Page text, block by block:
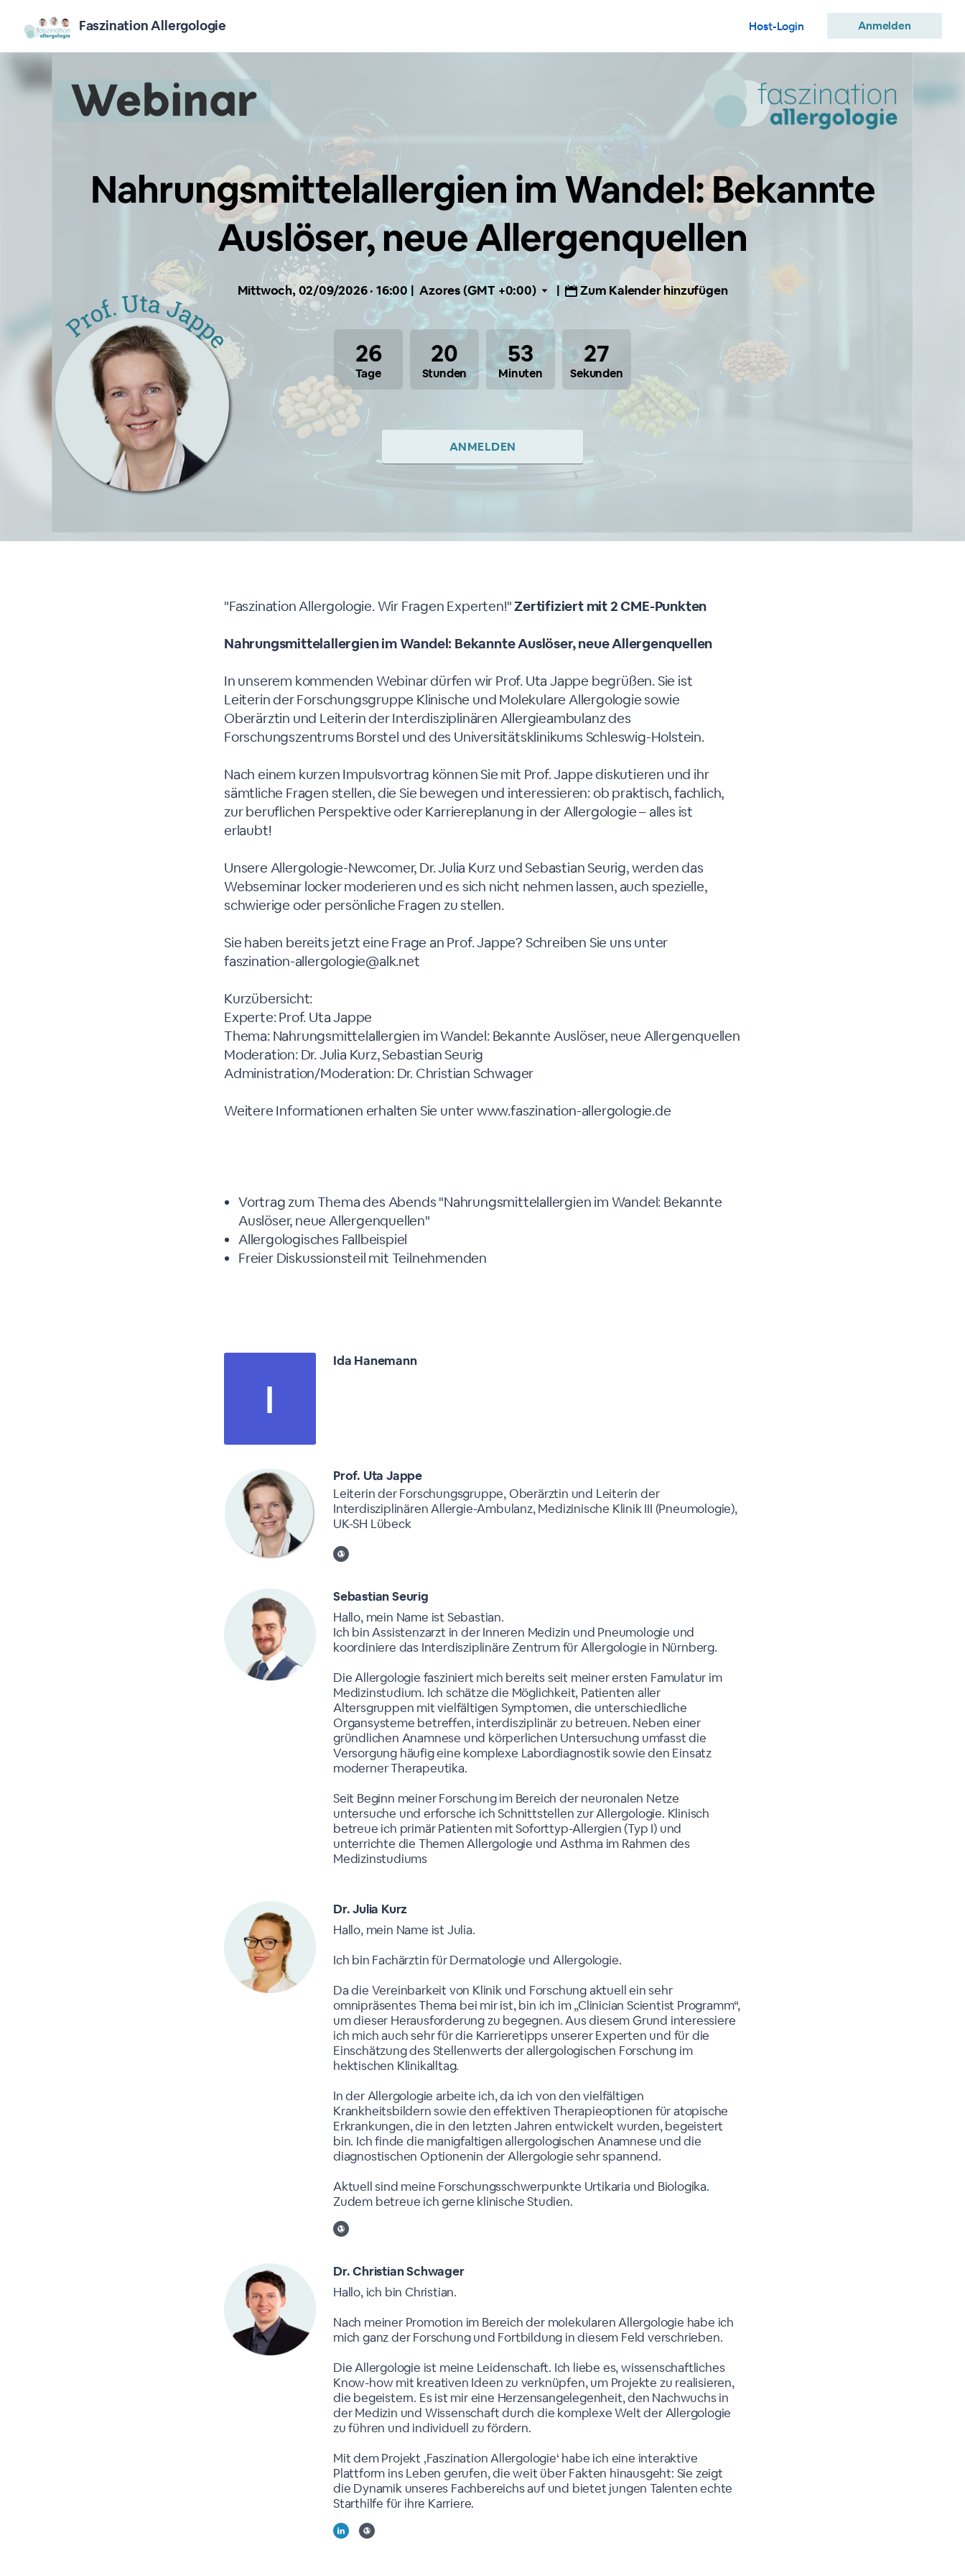
Faszination Allergologie Host-Login Anmelden
Nahrungsmittelallergien im Wandel: Bekannte
Auslöser, neue Allergenquellen
Mittwoch, 02/09/2026 · 16:00|Azores (GMT +0:00) | Zum Kalender hinzufügen
26
Tage
20
Stunden
53
Minuten
26
Sekunden
ANMELDEN
"Faszination Allergologie. Wir Fragen Experten!"Zertifiziert mit 2 CME-Punkten
Nahrungsmittelallergien im Wandel: Bekannte Auslöser, neue Allergenquellen
In unserem kommenden Webinar dürfen wir Prof. Uta Jappe begrüßen. Sie ist
Leiterin der Forschungsgruppe Klinische und Molekulare Allergologie sowie
Oberärztin und Leiterin der Interdisziplinären Allergieambulanz des
Forschungszentrums Borstel und des Universitätsklinikums Schleswig-Holstein.
Nach einem kurzen Impulsvortrag können Sie mit Prof. Jappe diskutieren und ihr
sämtliche Fragen stellen, die Sie bewegen und interessieren: ob praktisch, fachlich,
zur beruflichen Perspektive oder Karriereplanung in der Allergologie – alles ist
erlaubt!
Unsere Allergologie-Newcomer, Dr. Julia Kurz und Sebastian Seurig, werden das
Webseminar locker moderieren und es sich nicht nehmen lassen, auch spezielle,
schwierige oder persönliche Fragen zu stellen.
Sie haben bereits jetzt eine Frage an Prof. Jappe? Schreiben Sie uns unter
faszination-allergologie@alk.net
Kurzübersicht:
Experte: Prof. Uta Jappe
Thema: Nahrungsmittelallergien im Wandel: Bekannte Auslöser, neue Allergenquellen
Moderation: Dr. Julia Kurz, Sebastian Seurig
Administration/Moderation: Dr. Christian Schwager
Weitere Informationen erhalten Sie unter www.faszination-allergologie.de
Vortrag zum Thema des Abends "Nahrungsmittelallergien im Wandel: Bekannte
Auslöser, neue Allergenquellen"
Allergologisches Fallbeispiel
Freier Diskussionsteil mit Teilnehmenden
Ida Hanemann
Prof. Uta Jappe
Leiterin der Forschungsgruppe, Oberärztin und Leiterin der
Interdisziplinären Allergie-Ambulanz, Medizinische Klinik III (Pneumologie),
UK-SH Lübeck
Sebastian Seurig
Hallo, mein Name ist Sebastian.
Ich bin Assistenzarzt in der Inneren Medizin und Pneumologie und
koordiniere das Interdisziplinäre Zentrum für Allergologie in Nürnberg.
Die Allergologie fasziniert mich bereits seit meiner ersten Famulatur im
Medizinstudium. Ich schätze die Möglichkeit, Patienten aller
Altersgruppen mit vielfältigen Symptomen, die unterschiedliche
Organsysteme betreffen, interdisziplinär zu betreuen. Neben einer
gründlichen Anamnese und körperlichen Untersuchung umfasst die
Versorgung häufig eine komplexe Labordiagnostik sowie den Einsatz
moderner Therapeutika.
Seit Beginn meiner Forschung im Bereich der neuronalen Netze
untersuche und erforsche ich Schnittstellen zur Allergologie. Klinisch
betreue ich primär Patienten mit Soforttyp-Allergien (Typ I) und
unterrichte die Themen Allergologie und Asthma im Rahmen des
Medizinstudiums
Dr. Julia Kurz
Hallo, mein Name ist Julia.
Ich bin Fachärztin für Dermatologie und Allergologie.
Da die Vereinbarkeit von Klinik und Forschung aktuell ein sehr
omnipräsentes Thema bei mir ist, bin ich im „Clinician Scientist Programm“,
um dieser Herausforderung zu begegnen. Aus diesem Grund interessiere
ich mich auch sehr für die Karrieretipps unserer Experten und für die
Einschätzung des Stellenwerts der allergologischen Forschung im
hektischen Klinikalltag.
In der Allergologie arbeite ich, da ich von den vielfältigen
Krankheitsbildern sowie den effektiven Therapieoptionen für atopische
Erkrankungen, die in den letzten Jahren entwickelt wurden, begeistert
bin. Ich finde die manigfaltigen allergologischen Anamnese und die
diagnostischen Optionenin der Allergologie sehr spannend.
Aktuell sind meine Forschungsschwerpunkte Urtikaria und Biologika.
Zudem betreue ich gerne klinische Studien.
Dr. Christian Schwager
Hallo, ich bin Christian.
Nach meiner Promotion im Bereich der molekularen Allergologie habe ich
mich ganz der Forschung und Fortbildung in diesem Feld verschrieben.
Die Allergologie ist meine Leidenschaft. Ich liebe es, wissenschaftliches
Know-how mit kreativen Ideen zu verknüpfen, um Projekte zu realisieren,
die begeistern. Es ist mir eine Herzensangelegenheit, den Nachwuchs in
der Medizin und Wissenschaft durch die komplexe Welt der Allergologie
zu führen und individuell zu fördern.
Mit dem Projekt ‚Faszination Allergologie‘ habe ich eine interaktive
Plattform ins Leben gerufen, die weit über Fakten hinausgeht: Sie zeigt
die Dynamik unseres Fachbereichs auf und bietet jungen Talenten echte
Starthilfe für ihre Karriere.